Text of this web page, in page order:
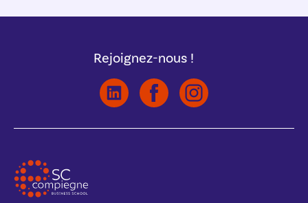
Rejoignez-nous !